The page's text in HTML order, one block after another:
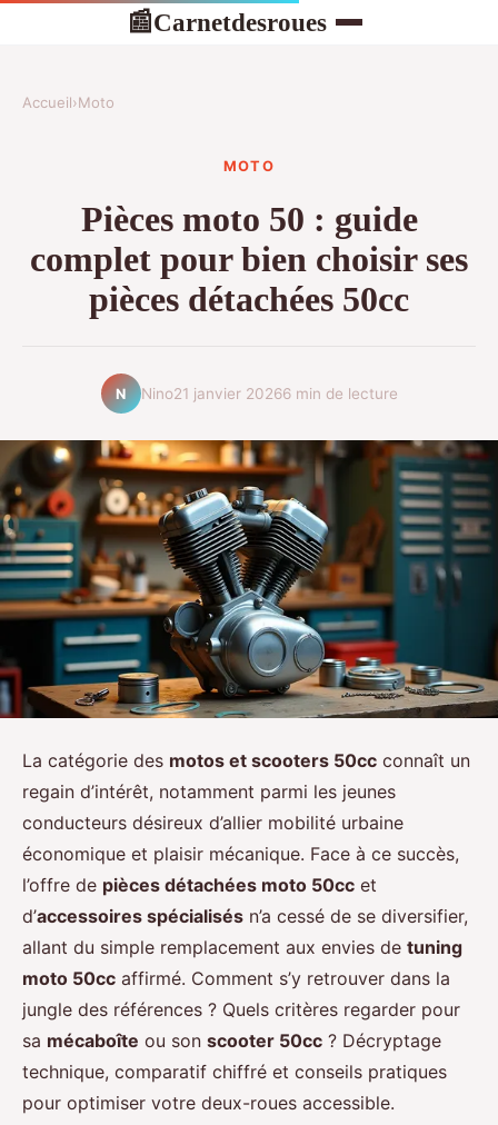
📰Carnetdesroues
Accueil›Moto
MOTO
Pièces moto 50 : guide
complet pour bien choisir ses
pièces détachées 50cc
N Nino21 janvier 20266 min de lecture
La catégorie des motos et scooters 50cc connaît un
regain d’intérêt, notamment parmi les jeunes
conducteurs désireux d’allier mobilité urbaine
économique et plaisir mécanique. Face à ce succès,
l’offre de pièces détachées moto 50cc et
d’accessoires spécialisés n’a cessé de se diversifier,
allant du simple remplacement aux envies de tuning
moto 50cc affirmé. Comment s’y retrouver dans la
jungle des références ? Quels critères regarder pour
sa mécaboîte ou son scooter 50cc ? Décryptage
technique, comparatif chiffré et conseils pratiques
pour optimiser votre deux-roues accessible.